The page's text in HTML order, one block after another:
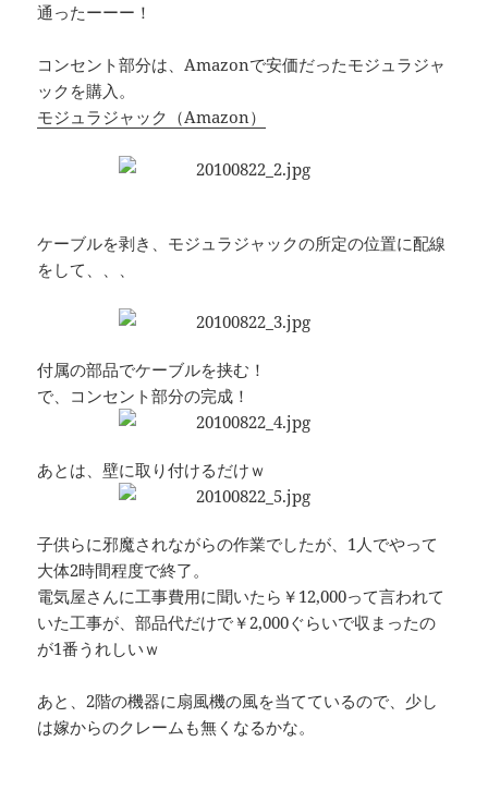
通ったーーー！
コンセント部分は、Amazonで安価だったモジュラジャ
ックを購入。
モジュラジャック（Amazon）
ケーブルを剥き、モジュラジャックの所定の位置に配線
をして、、、
付属の部品でケーブルを挟む！
で、コンセント部分の完成！
あとは、壁に取り付けるだけｗ
子供らに邪魔されながらの作業でしたが、1人でやって
大体2時間程度で終了。
電気屋さんに工事費用に聞いたら￥12,000って言われて
いた工事が、部品代だけで￥2,000ぐらいで収まったの
が1番うれしいｗ
あと、2階の機器に扇風機の風を当てているので、少し
は嫁からのクレームも無くなるかな。